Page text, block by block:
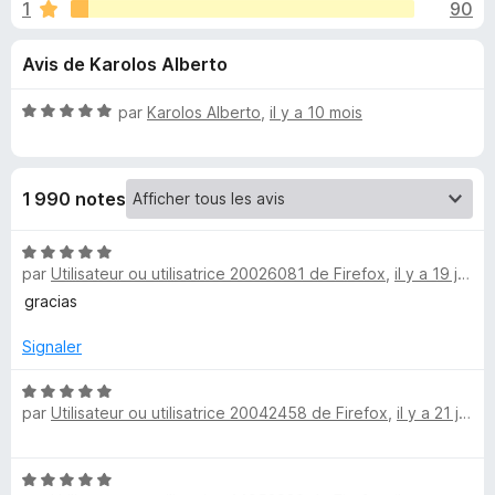
g
u
F
i
f
u
e
s
u
r
G
o
r
1
90
Avis de Karolos Alberto
N
5
u
r
5
par Karolos Alberto il y a 10 mois
1 990 notes
N
o
t
5
u
r
par Utilisateur ou utilisatrice 20026081 de Firefox il y a 19 jours
gracias
Signaler
N
o
5
par Utilisateur ou utilisatrice 20042458 de Firefox il y a 21 jours
N